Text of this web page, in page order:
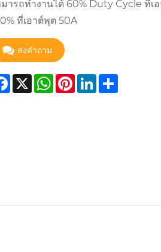
ารถทำงานได้ 60% Duty Cycle ที่เ
ที่เอาต์พุต 50A
ส่งคำถาม
Facebook
X WhatsApp
Pinterest
LinkedIn
Share